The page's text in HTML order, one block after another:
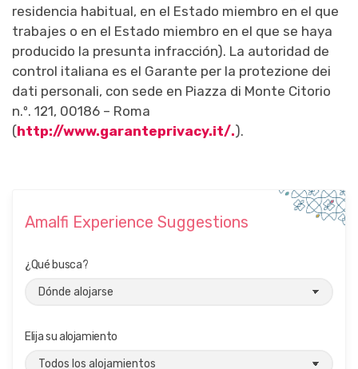
residencia habitual, en el Estado miembro en el que
trabajes o en el Estado miembro en el que se haya
producido la presunta infracción). La autoridad de
control italiana es el Garante per la protezione dei
dati personali, con sede en Piazza di Monte Citorio
n.º. 121, 00186 – Roma
(http://www.garanteprivacy.it/.).
Amalfi Experience Suggestions
¿Qué busca?
Elija su alojamiento